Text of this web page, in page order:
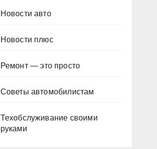
Новости авто
Новости плюс
Ремонт — это просто
Советы автомобилистам
Техобслуживание своими
руками